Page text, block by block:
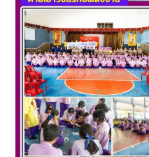
เดือน
กันยายน
2567